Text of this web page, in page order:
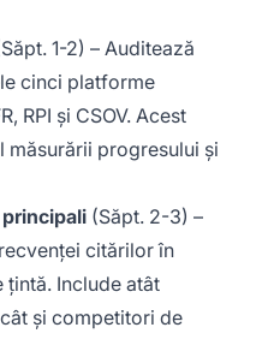
1-2) – Auditează
cinci platforme
RPI și CSOV. Acest
măsurării progresului și
(Săpt. 2-3) –
citărilor în
țintă. Include atât
și competitori de